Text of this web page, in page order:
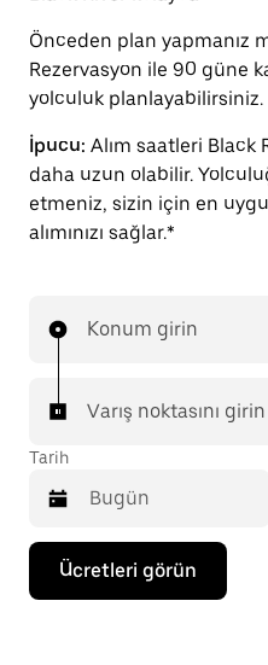
Önceden plan yapmanız
Rezervasyon ile 90 güne
yolculuk planlayabilirsiniz.
İpucu: Alım saatleri Black
daha uzun olabilir.
etmeniz, sizin için en
alımınızı sağlar.*
Konum girin
Varış noktasını girin
Tarih
Takvimle
etkileşime
geçmek
Ücretleri görün